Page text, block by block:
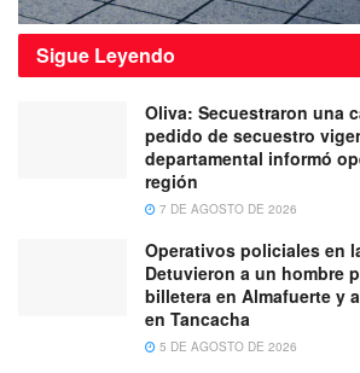
Sigue Leyendo
Oliva: Secuestraron una
pedido de secuestro
departamental informó
región
7 DE AGOSTO DE 2026
Operativos policiales en
Detuvieron a un hombre
billetera en Almafuerte y
en Tancacha
5 DE AGOSTO DE 2026